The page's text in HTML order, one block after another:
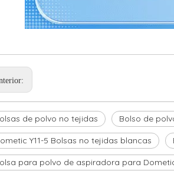
de polvo no tejidas Bolso de
Y11-5 Bolsas no tejidas blancas
para polvo de aspiradora para Dometic